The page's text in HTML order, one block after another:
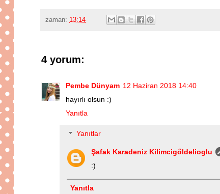
zaman: 13:14
4 yorum:
Pembe Dünyam 12 Haziran 2018 14:40
hayırlı olsun :)
Yanıtla
Yanıtlar
Şafak Karadeniz Kilimcigőldelioglu
:)
Yanıtla